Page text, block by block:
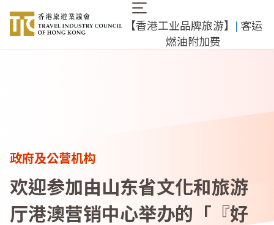
主
Main
navigation
【香港工业品牌旅游】 | 客运
燃油附加费
政府及公营机构
欢迎参加由山东省文化和旅游
厅港澳营销中心举办的「『好